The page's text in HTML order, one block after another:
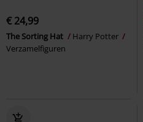
€ 24,99
The Sorting Hat
Harry Potter
Verzamelfiguren